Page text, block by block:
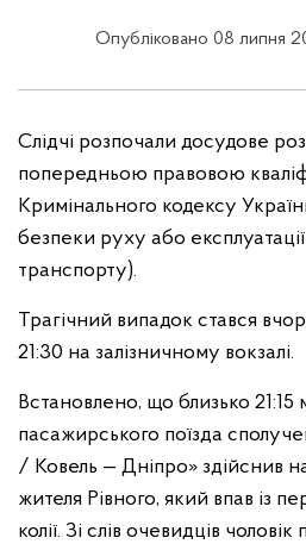
Опубліковано 08 липня
Слідчі розпочали досудове
попередньою правовою
Кримінального кодексу
безпеки руху або експлуатації
транспорту).
Трагічний випадок стався
21:30 на залізничному вокзалі.
Встановлено, що близько 21:15
пасажирського поїзда
/ Ковель — Дніпро» здійснив
жителя Рівного, який впав із
колії. Зі слів очевидців